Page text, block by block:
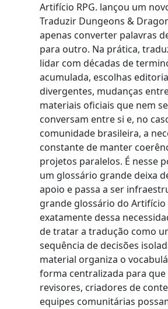
Artifício RPG. lançou um
Traduzir Dungeons &
apenas converter palavras
para outro. Na prática,
lidar com décadas de
acumulada, escolhas
divergentes, mudanças
materiais oficiais que nem
conversam entre si e, no
comunidade brasileira, a
constante de manter
projetos paralelos. É nesse
um glossário grande deixa
apoio e passa a ser
grande glossário do Artifício
exatamente dessa
de tratar a tradução como
sequência de decisões
material organiza o
forma centralizada para
revisores, criadores de
equipes comunitárias